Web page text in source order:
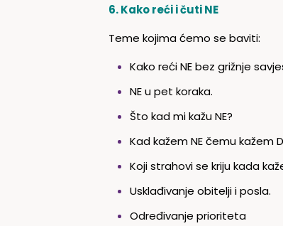
6. Kako reći i čuti NE
Teme kojima ćemo se baviti:
Kako reći NE bez grižnje
NE u pet koraka.
Što kad mi kažu NE?
Kad kažem NE čemu kažem
Koji strahovi se kriju kada
Usklađivanje obitelji i posla.
Određivanje prioriteta